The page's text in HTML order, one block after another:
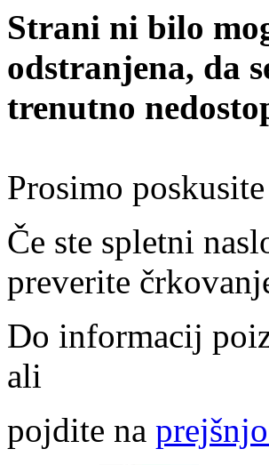
Strani ni bilo
odstranjena, da
trenutno
Prosimo
Če ste spletni
preverite
Do informacij
ali
pojdite na